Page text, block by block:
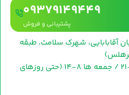
09379149449
پشتیبانی و فروش
آقابابایی، شهرک سلامت، طبقه
همه روزه 7-21 / جمعه ها 8-14 (حتی روزهای